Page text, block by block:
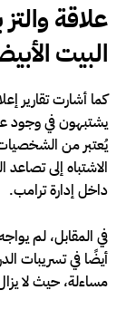
علاقة
البيت
كما أشارت تقارير
يشتبهون في وجود
يُعتبر من
الاشتباه إلى تصاعد
داخل إدارة ترامب.
في المقابل، لم
أيضًا في تسريبات
مساءلة، حيث لا